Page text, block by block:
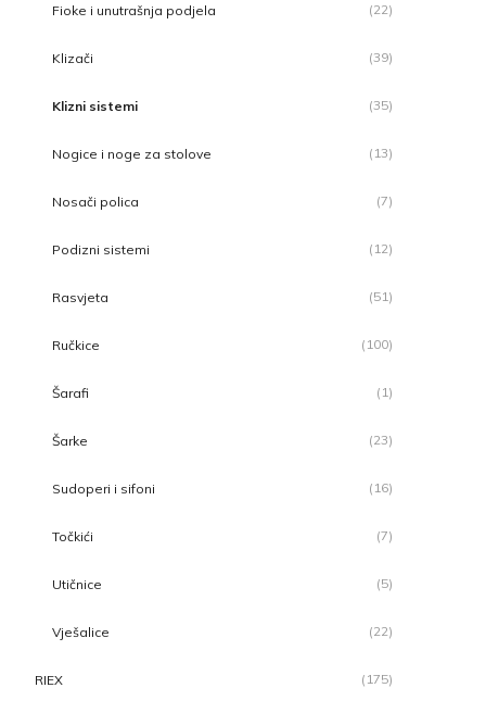
Fioke i unutrašnja podjela (22)
Klizači (39)
Klizni sistemi (35)
Nogice i noge za stolove (13)
Nosači polica (7)
Podizni sistemi (12)
Rasvjeta (51)
Ručkice (100)
Šarafi (1)
Šarke (23)
Sudoperi i sifoni (16)
Točkići (7)
Utičnice (5)
Vješalice (22)
RIEX (175)